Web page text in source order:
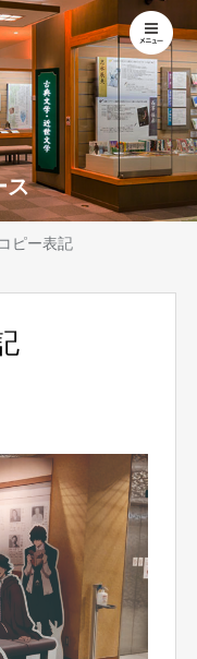
ス
ピー表記